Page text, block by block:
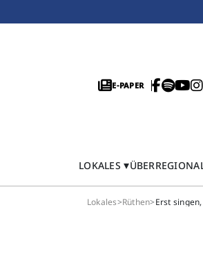
E-PAPER
LOKALES
Lokales>Rüthen>Erst